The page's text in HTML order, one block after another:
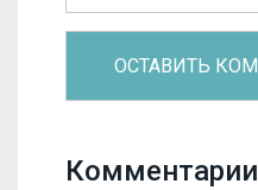
Комментарии